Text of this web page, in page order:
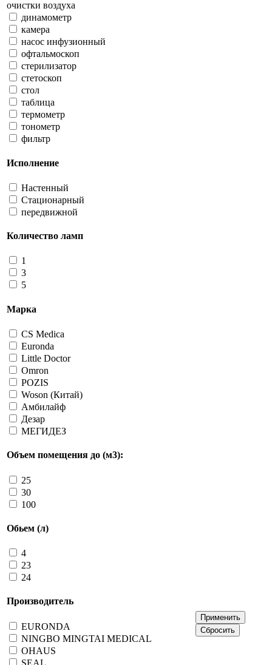
очистки воздуха
динамометр
камера
насос инфузионный
офтальмоскоп
стерилизатор
стетоскоп
стол
таблица
термометр
тонометр
фильтр
Исполнение
Настенный
Стационарный
передвижной
Количество ламп
1
3
5
Марка
CS Medica
Euronda
Little Doctor
Omron
POZIS
Woson (Китай)
Амбилайф
Дезар
МЕГИДЕЗ
Объем помещения до (м3):
25
30
100
Обьем (л)
4
23
24
Производитель
EURONDA
NINGBO MINGTAI MEDICAL
OHAUS
SEAL